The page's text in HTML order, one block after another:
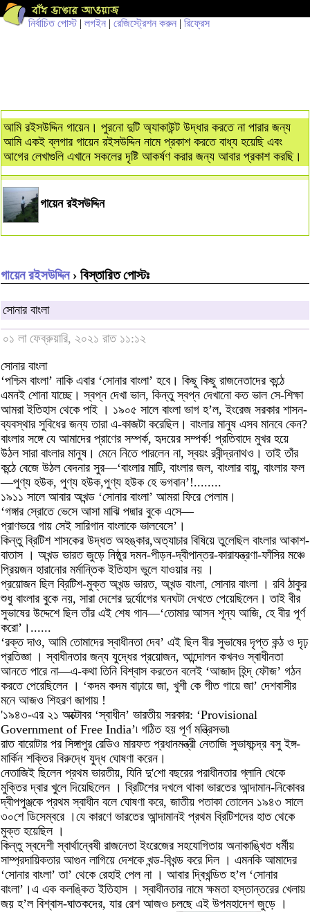
নির্বাচিত পোস্ট| লগইন | রেজিস্ট্রেশন করুন | রিফ্রেস
আমি রইসউদ্দিন গায়েন। পুরনো দুটি অ্যাকাউন্ট উদ্ধার করতে না পারার জন্য
আমি একই ব্লগার গায়েন রইসউদ্দিন নামে প্রকাশ করতে বাধ্য হয়েছি এবং
আগের লেখাগুলি এখানে সকলের দৃষ্টি আকর্ষণ করার জন্য আবার প্রকাশ করছি।
গায়েন রইসউদ্দিন
গায়েন রইসউদ্দিন› বিস্তারিত পোস্টঃ
সোনার বাংলা
০১ লা ফেব্রুয়ারি, ২০২১ রাত ১১:১২
সোনার বাংলা
‘পশ্চিম বাংলা’ নাকি এবার ‘সোনার বাংলা’ হবে। কিছু কিছু রাজনেতাদের কন্ঠে
এমনই শোনা যাচ্ছে। স্বপ্ন দেখা ভাল, কিন্তু স্বপ্ন দেখানো কত ভাল সে-শিক্ষা
আমরা ইতিহাস থেকে পাই । ১৯০৫ সালে বাংলা ভাগ হ’ল, ইংরেজ সরকার শাসন-
ব্যবস্থার সুবিধের জন্য তারা এ-কাজটা করেছিল। বাংলার মানুষ এসব মানবে কেন?
বাংলার সঙ্গে যে আমাদের প্রাণের সম্পর্ক, হৃদয়ের সম্পর্ক! প্রতিবাদে মুখর হয়ে
উঠল সারা বাংলার মানুষ। মেনে নিতে পারলেন না, স্বয়ং রবীন্দ্রনাথও। তাই তাঁর
কন্ঠে বেজে উঠল বেদনার সুর—‘বাংলার মাটি, বাংলার জল, বাংলার বায়ু, বাংলার ফল
—পুণ্য হউক, পুণ্য হউক,পুণ্য হউক হে ভগবান’!........
১৯১১ সালে আবার অখন্ড ‘সোনার বাংলা’ আমরা ফিরে পেলাম।
‘গঙ্গার স্রোতে ভেসে আসা মাঝি পদ্মার বুকে এসে—
প্রাণভরে গায় সেই সারিগান বাংলাকে ভালবেসে’।
কিন্তু ব্রিটিশ শাসকের উদ্ধত অহঙ্কার,অত্যাচার বিষিয়ে তুলেছিল বাংলার আকাশ-
বাতাস । অখন্ড ভারত জুড়ে নিষ্ঠুর দমন-পীড়ন-দ্বীপান্তর-কারাযন্ত্রণা-ফাঁসির মঞ্চে
প্রিয়জন হারানোর মর্মান্তিক ইতিহাস ভুলে যাওয়ার নয় ।
প্রয়োজন ছিল ব্রিটিশ-মুক্ত অখন্ড ভারত, অখন্ড বাংলা, সোনার বাংলা । রবি ঠাকুর
শুধু বাংলার বুকে নয়, সারা দেশের দুর্যোগের ঘনঘটা দেখতে পেয়েছিলেন। তাই বীর
সুভাষের উদ্দেশে ছিল তাঁর এই শেষ গান—‘তোমার আসন শূন্য আজি, হে বীর পূর্ণ
করো’।......
‘রক্ত দাও, আমি তোমাদের স্বাধীনতা দেব’ এই ছিল বীর সুভাষের দৃপ্ত কন্ঠ ও দৃঢ়
প্রতিজ্ঞা । স্বাধীনতার জন্য যুদ্ধের প্রয়োজন, আন্দোলন কখনও স্বাধীনতা
আনতে পারে না—এ-কথা তিনি বিশ্বাস করতেন বলেই ‘আজাদ হিন্দ্ ফৌজ’ গঠন
করতে পেরেছিলেন । ‘কদম কদম বাঢ়ায়ে জা, খুশী কে গীত গায়ে জা’ দেশবাসীর
মনে আজও শিহরণ জাগায় !
'১৯৪৩-এর ২১ অক্টোবর ‘স্বাধীন’ ভারতীয় সরকার: ‘Provisional
Government of Free India’৷ গঠিত হয় পূর্ণ মন্ত্রিসভা৷
রাত বারোটার পর সিঙ্গাপুর রেডিও মারফত প্রধানমন্ত্রী নেতাজি সুভাষচন্দ্র বসু ইঙ্গ-
মার্কিন শক্তির বিরুদ্ধে যুদ্ধ ঘোষণা করেন।
নেতাজিই ছিলেন প্রথম ভারতীয়, যিনি দু'শো বছরের পরাধীনতার গ্লানি থেকে
মুক্তির দ্বার খুলে দিয়েছিলেন । ব্রিটিশের দখলে থাকা ভারতের আন্দামান-নিকোবর
দ্বীপপুঞ্জকে প্রথম স্বাধীন বলে ঘোষণা করে, জাতীয় পতাকা তোলেন ১৯৪৩ সালে
৩০শে ডিসেম্বরে ।যে কারণে ভারতের আন্দামানই প্রথম ব্রিটিশদের হাত থেকে
মুক্ত হয়েছিল ।
কিন্তু স্বদেশী স্বার্থান্বেষী রাজনেতা ইংরেজের সহযোগিতায় অনাকাঙ্খিত ধর্মীয়
সাম্প্রদায়িকতার আগুন লাগিয়ে দেশকে খন্ড-বিখন্ড করে দিল । এমনকি আমাদের
‘সোনার বাংলা’ তা’ থেকে রেহাই পেল না । আবার দ্বিখন্ডিত হ’ল ‘সোনার
বাংলা’।এ এক কলঙ্কিত ইতিহাস । স্বাধীনতার নামে ক্ষমতা হস্তান্তরের খেলায়
জয় হ’ল বিশ্বাস-ঘাতকদের, যার রেশ আজও চলছে এই উপমহাদেশ জুড়ে ।